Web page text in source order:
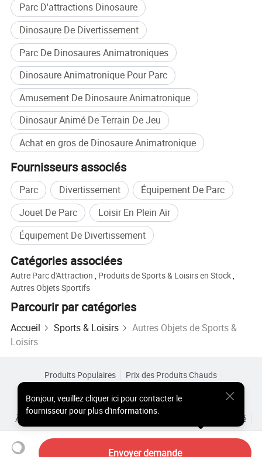
Parc D'attractions Dinosaure
Dinosaure De Divertissement
Parc De Dinosaures Animatroniques
Dinosaure Animatronique Pour Parc
Amusement De Dinosaure Animatronique
Dinosaur Animé De Terrain De Jeu
Achat en gros de Dinosaure Animatronique
Fournisseurs associés
Parc Divertissement
Équipement De Parc
Jouet De Parc
Loisir En Plein Air
Équipement De Divertissement
Catégories associées
Autre Parc d'Attraction , Produits de Sports & Loisirs en Stock,
Autres Objets Sportifs
Parcourir par catégories
Accueil Sports & Loisirs
Autres Objets de Sports &
Loisirs
Envoyer demande
Bonjour,veuillez cliquer ici pour contacter le
fournisseur pour plus d'informations.
Produits Populaires
Prix des Produits Chauds
Site PC
Aperçus
À Propos de
Accord d’Utilisateur
Politique de Confidentialité
Contact
Copyright © 2026 Focus Technology Co., Ltd. All Rights Reserved